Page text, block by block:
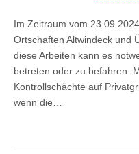
Im Zeitraum vom
Ortschaften Altwindeck und
diese Arbeiten kann es
betreten oder zu befahren.
Kontrollschächte auf
wenn die…